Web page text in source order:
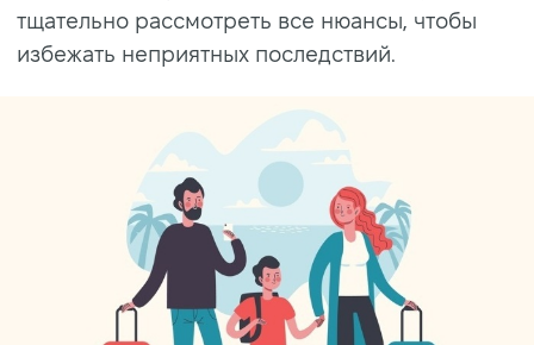
тщательно рассмотреть все нюансы, чтобы
избежать неприятных последствий.